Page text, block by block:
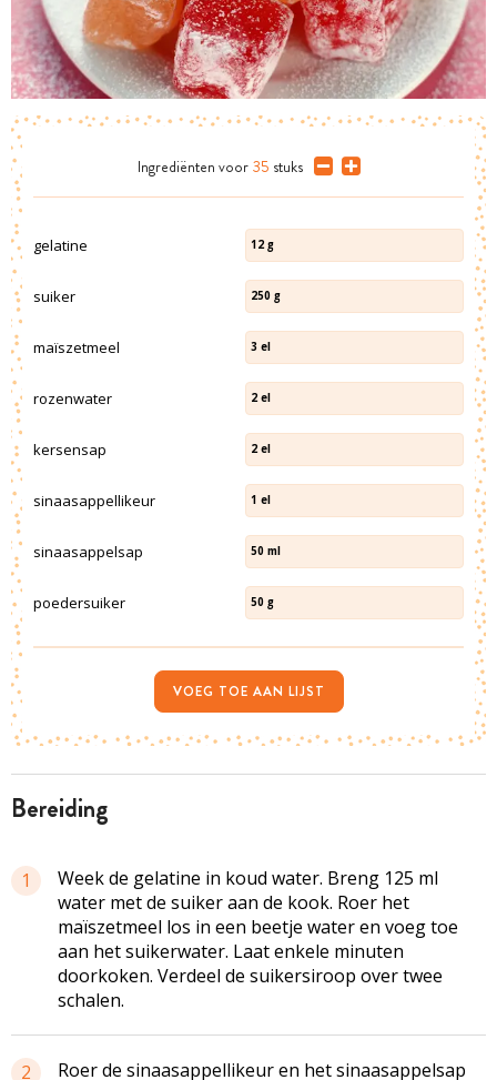
bereiding
1
Week de gelatine in koud water. Breng 125 ml
water met de suiker aan de kook. Roer het
maïszetmeel los in een beetje water en voeg toe
aan het suikerwater. Laat enkele minuten
doorkoken. Verdeel de suikersiroop over twee
schalen.
2 Roer de sinaasappellikeur en het sinaasappelsap
Ingrediënten voor 35 stuks
gelatine 12 g
suiker 250 g
maïszetmeel 3 el
rozenwater 2 el
kersensap 2 el
sinaasappellikeur 1 el
sinaasappelsap 50 ml
poedersuiker 50 g
VOEG TOE AAN LIJST